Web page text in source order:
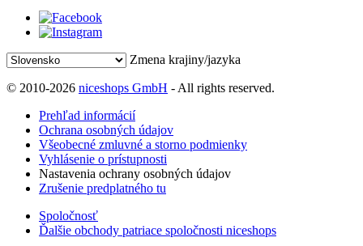
Zmena krajiny/jazyka
© 2010-2026 niceshops GmbH - All rights reserved.
Prehľad informácií
Ochrana osobných údajov
Všeobecné zmluvné a storno podmienky
Vyhlásenie o prístupnosti
Nastavenia ochrany osobných údajov
Zrušenie predplatného tu
Spoločnosť
Ďalšie obchody patriace spoločnosti niceshops